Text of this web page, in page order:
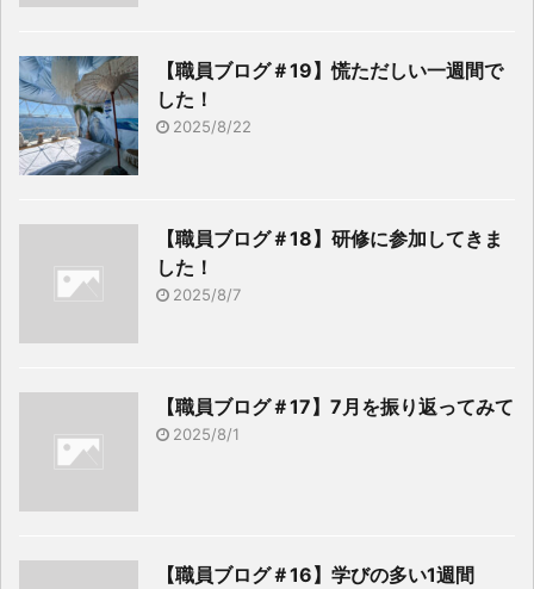
【職員ブログ＃19】慌ただしい一週間で
した！
2025/8/22
【職員ブログ＃18】研修に参加してきま
した！
2025/8/7
【職員ブログ＃17】7月を振り返ってみて
2025/8/1
【職員ブログ＃16】学びの多い1週間